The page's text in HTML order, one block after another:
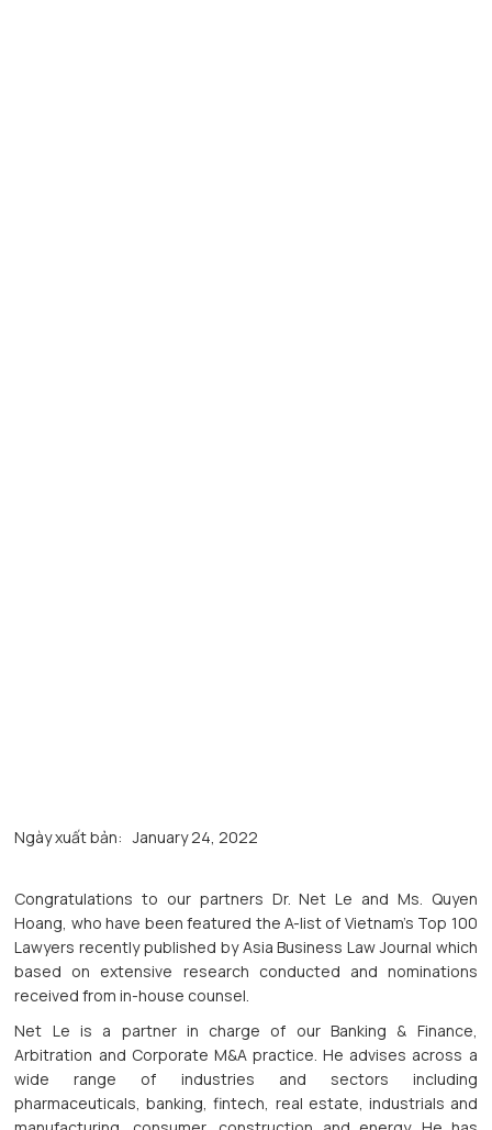
Ngày xuất bản: January 24, 2022
Congratulations to our partners Dr. Net Le and Ms. Quyen
Hoang, who have been featured the A-list of Vietnam’s Top 100
Lawyers recently published by Asia Business Law Journal which
based on extensive research conducted and nominations
received from in-house counsel.
Net Le is a partner in charge of our Banking & Finance,
Arbitration and Corporate M&A practice. He advises across a
wide range of industries and sectors including
pharmaceuticals, banking, fintech, real estate, industrials and